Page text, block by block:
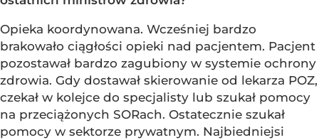
Opieka koordynowana. Wcześniej bardzo
brakowało ciągłości opieki nad pacjentem. Pacjent
pozostawał bardzo zagubiony w systemie ochrony
zdrowia. Gdy dostawał skierowanie od lekarza POZ,
czekał w kolejce do specjalisty lub szukał pomocy
na przeciążonych SORach. Ostatecznie szukał
pomocy w sektorze prywatnym. Najbiedniejsi